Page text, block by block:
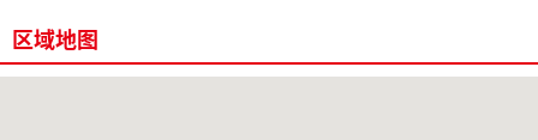
区域地图